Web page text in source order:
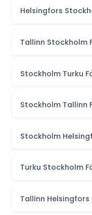
Helsingfors
Tallinn Stockholm
Stockholm Turku
Stockholm Tallinn
Stockholm
Turku Stockholm
Tallinn Helsingfors